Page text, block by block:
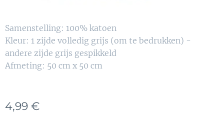
Samenstelling: 100% katoen
Kleur: 1 zijde volledig grijs (om te bedrukken) -
andere zijde grijs gespikkeld
Afmeting: 50 cm x 50 cm
4,99 €